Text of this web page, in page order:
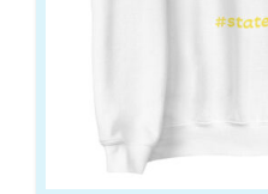
prodotto